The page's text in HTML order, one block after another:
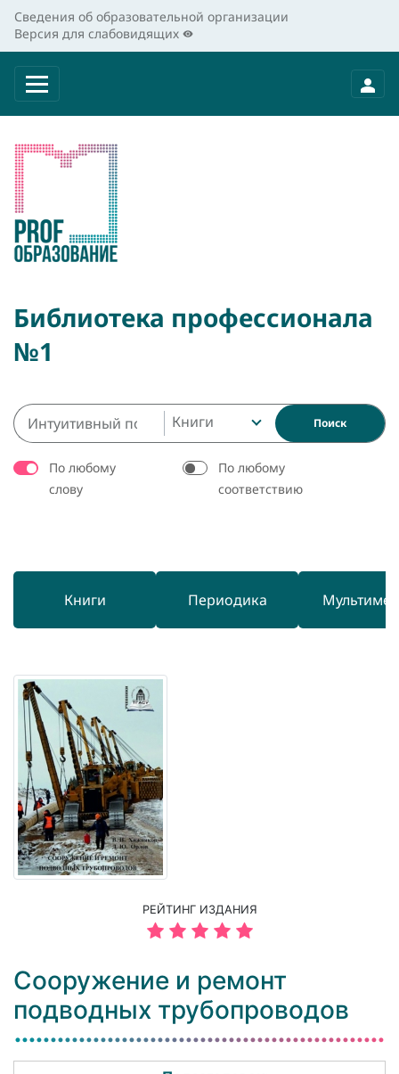
Сведения об образовательной организации
Версия для слабовидящих
Библиотека профессионала
№1
Книги Поиск
По любому
слову
По любому
соответствию
Книги Периодика
РЕЙТИНГ ИЗДАНИЯ
Сооружение и ремонт
подводных трубопроводов